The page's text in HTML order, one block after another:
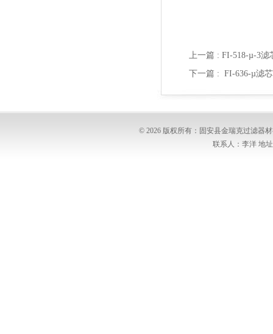
上一篇 : FI-518-µ-3滤
下一篇 : FI-636-µ滤
© 2026 版权所有：固安县金瑞克过滤器
联系人：李洋 地